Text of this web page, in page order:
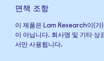
면책 조항
이 제품은 Lam Research이(가
이 아닙니다. 회사명 및 기타 상
서만 사용됩니다.